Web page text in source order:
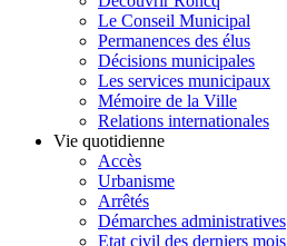
Le Conseil Municipal
Permanences des élus
Décisions municipales
Les services municipaux
Mémoire de la Ville
Relations internationales
Vie quotidienne
Accès
Urbanisme
Arrêtés
Démarches administratives
Etat civil des derniers mois